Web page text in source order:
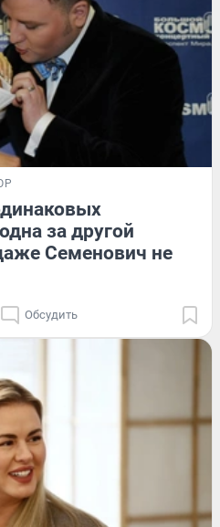
за другой
Семенович не
Обсудить